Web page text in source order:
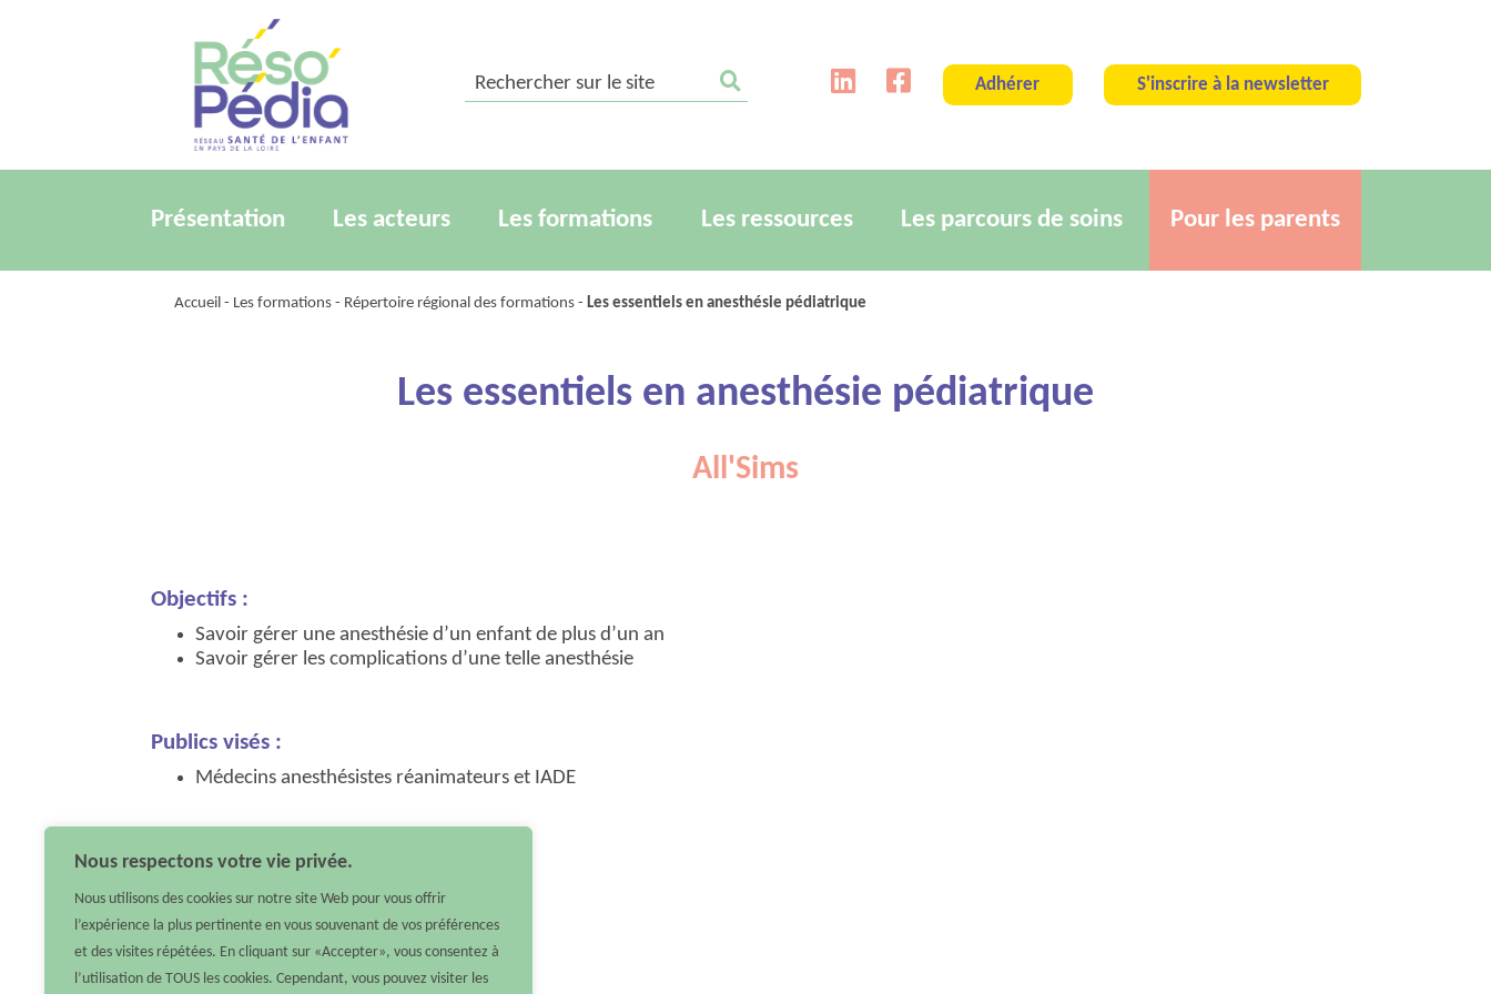
Nous respectons votre vie privée.
Nous utilisons des cookies sur notre site Web pour vous offrir
l’expérience la plus pertinente en vous souvenant de vos préférences
et des visites répétées. En cliquant sur «Accepter», vous consentez à
l’utilisation de TOUS les cookies. Cependant, vous pouvez visiter les
Rechercher sur le site Adhérer S'inscrire à la newsletter
Présentation Les acteurs Les formations Les ressources Les parcours de soins Pour les parents
Accueil - Les formations - Répertoire régional des formations - Les essentiels en anesthésie pédiatrique
Les essentiels en anesthésie pédiatrique
All'Sims
Objectifs :
Savoir gérer une anesthésie d’un enfant de plus d’un an
Savoir gérer les complications d’une telle anesthésie
Publics visés :
Médecins anesthésistes réanimateurs et IADE
En savoir plus